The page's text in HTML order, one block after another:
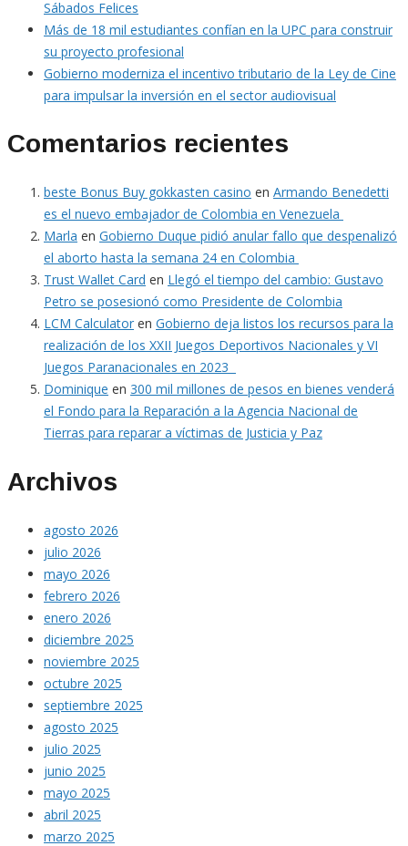
Sábados Felices
Más de 18 mil estudiantes confían en la UPC para construir
su proyecto profesional
Gobierno moderniza el incentivo tributario de la Ley de Cine
para impulsar la inversión en el sector audiovisual
Comentarios recientes
beste Bonus Buy gokkasten casino en Armando Benedetti
es el nuevo embajador de Colombia en Venezuela
Marla en Gobierno Duque pidió anular fallo que despenalizó
el aborto hasta la semana 24 en Colombia
Trust Wallet Card en Llegó el tiempo del cambio: Gustavo
Petro se posesionó como Presidente de Colombia
LCM Calculator en Gobierno deja listos los recursos para la
realización de los XXII Juegos Deportivos Nacionales y VI
Juegos Paranacionales en 2023
Dominique en 300 mil millones de pesos en bienes venderá
el Fondo para la Reparación a la Agencia Nacional de
Tierras para reparar a víctimas de Justicia y Paz
Archivos
agosto 2026
julio 2026
mayo 2026
febrero 2026
enero 2026
diciembre 2025
noviembre 2025
octubre 2025
septiembre 2025
agosto 2025
julio 2025
junio 2025
mayo 2025
abril 2025
marzo 2025